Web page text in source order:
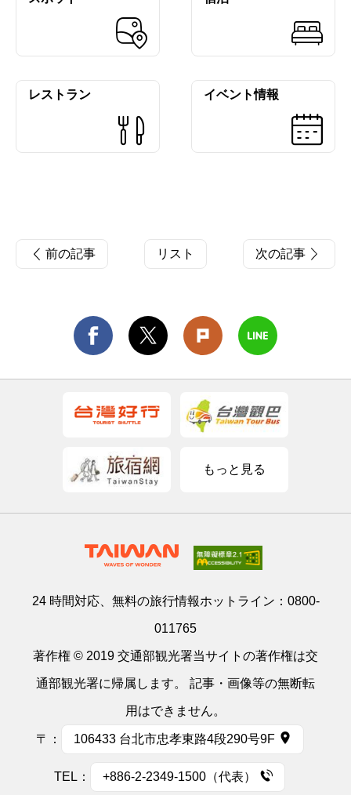
レストラン イベント情報
前の記事 リスト 次の記事
もっと見る
24 時間対応、無料の旅行情報ホットライン： 0800-
011765
著作権 © 2019 交通部観光署当サイトの著作権は交
通部観光署に帰属します。 記事・画像等の無断転
用はできません。
〒： 106433 台北市忠孝東路4段290号9F
TEL： +886-2-2349-1500（代表）